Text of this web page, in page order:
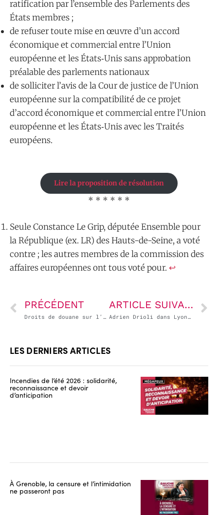
ratification par l’ensemble des Parlements des
États membres ;
de refuser toute mise en œuvre d’un accord
économique et commercial entre l’Union
européenne et les États‑Unis sans approbation
préalable des parlements nationaux
de solliciter l’avis de la Cour de justice de l’Union
européenne sur la compatibilité de ce projet
d’accord économique et commercial entre l’Union
européenne et les États‑Unis avec les Traités
européens.
Lire la proposition de résolution
* * * * * *
Seule Constance Le Grip, députée Ensemble pour
la République (ex. LR) des Hauts-de-Seine, a voté
contre ; les autres membres de la commission des
affaires européennes ont tous voté pour. ↩︎
PRÉCÉDENT
Droits de douane sur l’acier : « Il faut une plus grosse inflexion de l’Union européenne » – entretien accordé par Emmanuel Maurel à Marianne
ARTICLE SUIVANT
Adrien Drioli dans Lyon Mag : « Jean-Michel Aulas est localement le représentant d’Emmanuel Macron, de Nicolas Sarkozy et de Laurent Wauquiez »
LES DERNIERS ARTICLES
Incendies de l’été 2026 : solidarité,
reconnaissance et devoir
d’anticipation
À Grenoble, la censure et l’intimidation
ne passeront pas